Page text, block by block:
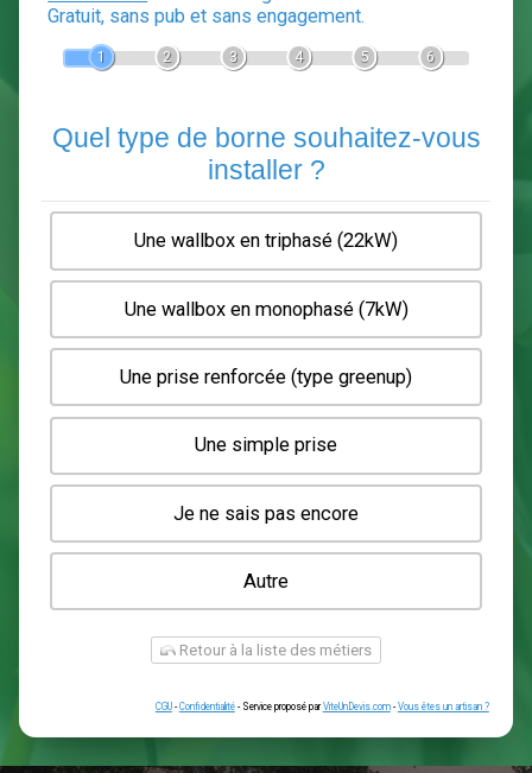
Devis Pose de borne de
En 5 minutes, demandez3 devis comparatifs
Gratuit, sans pub et sans engagement.
2 3 6
Quel type de borne souhaitez-
installer ?
Une wallbox en triphasé (22kW)
Une wallbox en monophasé (7kW)
Une prise renforcée (type greenup)
Une simple prise
Je ne sais pas encore